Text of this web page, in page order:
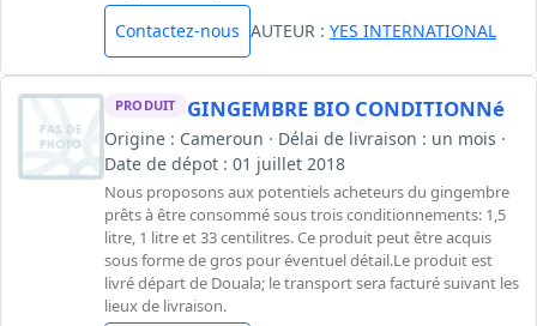
Contactez-nous AUTEUR : YES INTERNATIONAL
PRODUIT GINGEMBRE BIO CONDITIONNé
Origine : Cameroun · Délai de livraison : un mois ·
Date de dépot : 01 juillet 2018
Nous proposons aux potentiels acheteurs du gingembre
prêts à être consommé sous trois conditionnements: 1,5
litre, 1 litre et 33 centilitres. Ce produit peut être acquis
sous forme de gros pour éventuel détail.Le produit est
livré départ de Douala; le transport sera facturé suivant les
lieux de livraison.